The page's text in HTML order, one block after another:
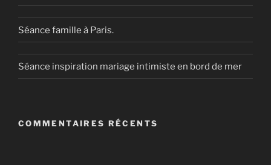
Séance famille à Paris.
Séance inspiration mariage intimiste en bord de mer
COMMENTAIRES RÉCENTS